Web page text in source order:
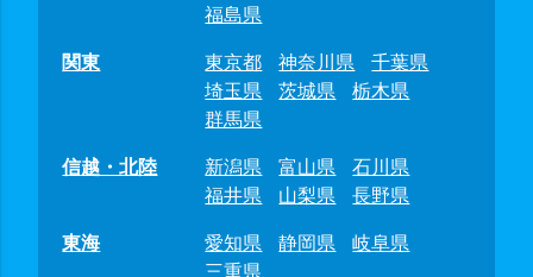
福島県
関東
東京都 神奈川県
千葉県
埼玉県
茨城県
栃木県
群馬県
信越・北陸
新潟県 富山県
石川県
福井県
山梨県
長野県
東海
愛知県 静岡県
岐阜県
三重県